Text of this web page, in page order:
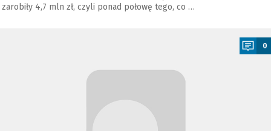
zarobiły 4,7 mln zł, czyli ponad połowę tego, co …
0